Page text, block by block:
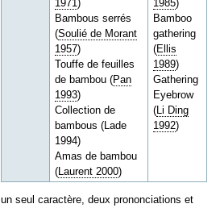
1971)
Bambous serrés
(Soulié de Morant
1957)
Touffe de feuilles
de bambou (Pan
1993)
Collection de
bambous (Lade
1994)
Amas de bambou
(Laurent 2000)
1985)
Bamboo
gathering
(Ellis
1989)
Gathering
Eyebrow
(Li Ding
1992)
un seul caractère, deux prononciations et